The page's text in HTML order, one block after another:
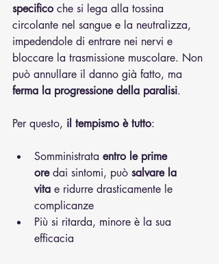
specifico che si lega alla tossina
circolante nel sangue e la neutralizza,
impedendole di entrare nei nervi e
bloccare la trasmissione muscolare. Non
può annullare il danno già fatto, ma
ferma la progressione della paralisi.
Per questo, il tempismo è tutto:
Somministrata entro le prime
ore dai sintomi, può salvare la
vita e ridurre drasticamente le
complicanze
Più si ritarda, minore è la sua
efficacia